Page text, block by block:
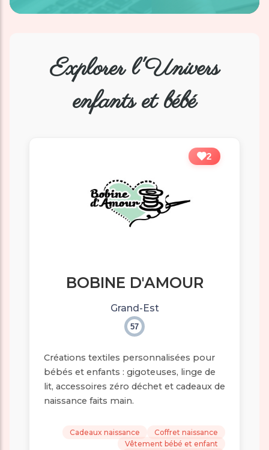
Explorer l'Univers
enfants et bébé
2
BOBINE D'AMOUR
Grand-Est
57
Créations textiles personnalisées pour
bébés et enfants : gigoteuses, linge de
lit, accessoires zéro déchet et cadeaux de
naissance faits main.
Cadeaux naissance
Coffret naissance
Vêtement bébé et enfant